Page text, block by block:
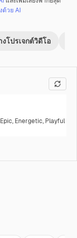
ด้วย AI
งโปรเจกต์วิดีโอ
Epic, Energetic, Playful